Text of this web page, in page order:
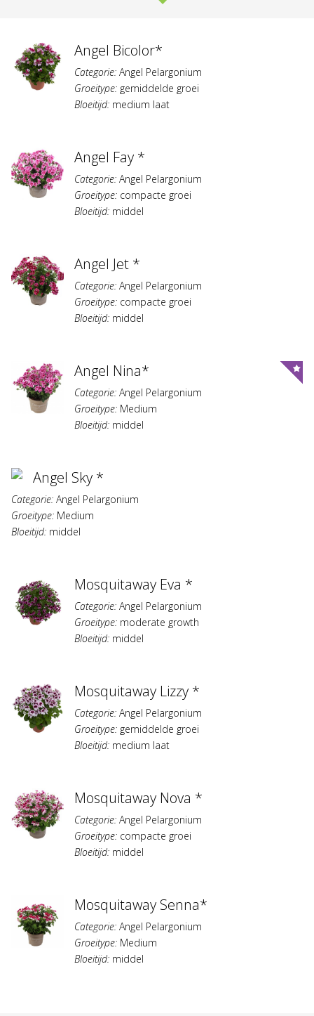
Angel Bicolor*
Categorie: Angel Pelargonium
Groeitype: gemiddelde groei
Bloeitijd: medium laat
Angel Fay *
Categorie: Angel Pelargonium
Groeitype: compacte groei
Bloeitijd: middel
Angel Jet *
Categorie: Angel Pelargonium
Groeitype: compacte groei
Bloeitijd: middel
Angel Nina*
Categorie: Angel Pelargonium
Groeitype: Medium
Bloeitijd: middel
Angel Sky *
Categorie: Angel Pelargonium
Groeitype: Medium
Bloeitijd: middel
Mosquitaway Eva *
Categorie: Angel Pelargonium
Groeitype: moderate growth
Bloeitijd: middel
Mosquitaway Lizzy *
Categorie: Angel Pelargonium
Groeitype: gemiddelde groei
Bloeitijd: medium laat
Mosquitaway Nova *
Categorie: Angel Pelargonium
Groeitype: compacte groei
Bloeitijd: middel
Mosquitaway Senna*
Categorie: Angel Pelargonium
Groeitype: Medium
Bloeitijd: middel